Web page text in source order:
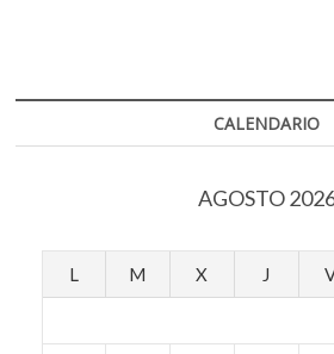
CALENDARIO
AGOSTO
L M X J